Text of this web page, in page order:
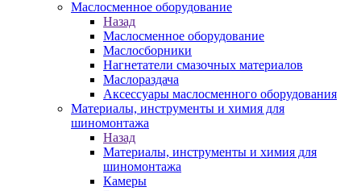
Маслосменное оборудование
Назад
Маслосменное оборудование
Маслосборники
Нагнетатели смазочных материалов
Маслораздача
Аксессуары маслосменного оборудования
Материалы, инструменты и химия для
шиномонтажа
Назад
Материалы, инструменты и химия для
шиномонтажа
Камеры